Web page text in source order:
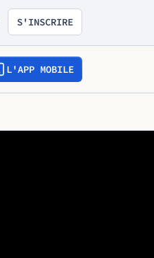
S'INSCRIRE
L'APP MOBILE